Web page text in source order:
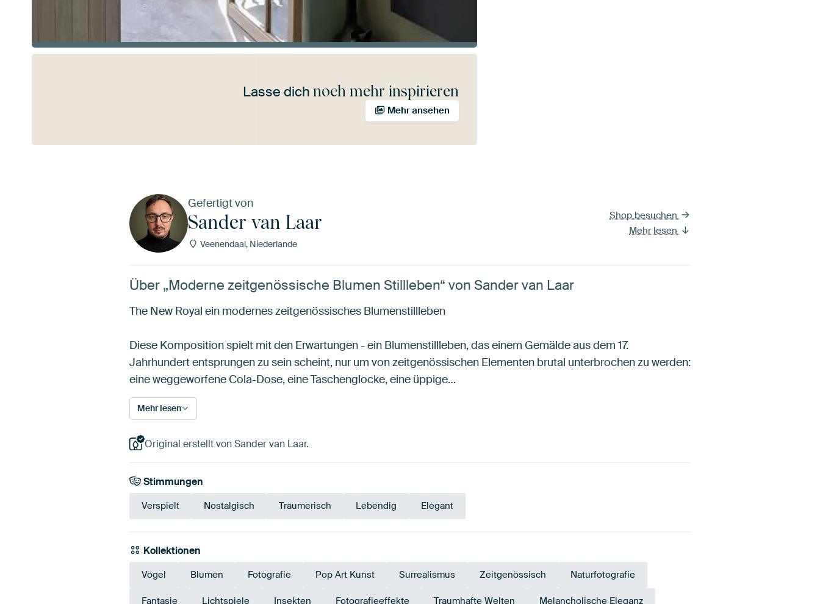
Lasse dich noch mehr inspirieren
Mehr ansehen
Gefertigt von
Sander van Laar
Veenendaal, Niederlande
Shop besuchen
Mehr lesen
Über „Moderne zeitgenössische Blumen Stillleben“ von Sander van Laar
The New Royal ein modernes zeitgenössisches Blumenstillleben
Diese Komposition spielt mit den Erwartungen - ein Blumenstillleben, das einem Gemälde aus dem 17.
Jahrhundert entsprungen zu sein scheint, nur um von zeitgenössischen Elementen brutal unterbrochen zu werden:
eine weggeworfene Cola-Dose, eine Taschenglocke, eine üppige…
Mehr lesen
Original erstellt von Sander van Laar.
Stimmungen
Verspielt Nostalgisch Träumerisch Lebendig Elegant
Kollektionen
Vögel Blumen Fotografie Pop Art Kunst Surrealismus Zeitgenössisch Naturfotografie
Fantasie Lichtspiele Insekten Fotografieeffekte Traumhafte Welten Melancholische Eleganz